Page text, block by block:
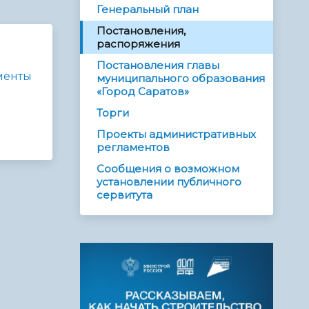
Генеральный план
Постановления,
распоряжения
Постановления главы
муниципального образования
«Город Саратов»
Торги
Проекты административных
регламентов
Сообщения о возможном
установлении публичного
сервитута